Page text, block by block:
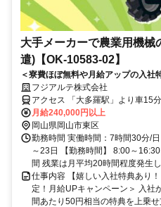
大手メーカーで農業用機械
遣)【OK-10583-02】
＜寮費ほぼ無料や月給アップの入
円以上！土日祝休み＆年間休日120日
フジアルテ株式会社
アクセス 「大多羅駅」より車15
場駐車場は無料）
月給240,000円以上
岡山県岡山市東区
勤務時間 実働時間：7時間30分/
～23日 【勤務時間】 8:00～
間 残業は月平均20時間程度発生
仕事内容 【嬉しい入社特典あり
定！月給UPキャンペーン＞ 入社
間あたり50円相当の特典を上乗